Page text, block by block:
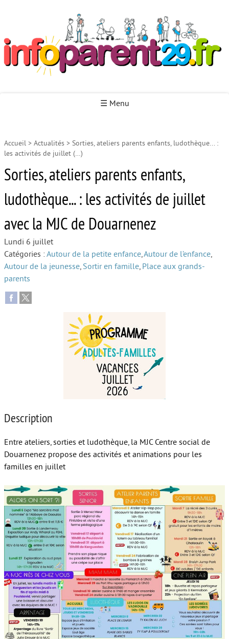
☰ Menu
Accueil
Autour de la petite enfance
Autour de l’enfance
Autour de la jeunesse
Protéger les enfants
Sortir en famille
Vie de couple
Aide aux parents
Place aux grands-parents
Accueil > Actualités > Sorties, ateliers parents enfants, ludothèque... :
les activités de juillet (…)
Sorties, ateliers parents enfants,
ludothèque... : les activités de juillet
avec la MJC de Douarnenez
Lundi 6 juillet
Catégories :Autour de la petite enfance,Autour de l’enfance,
Autour de la jeunesse, Sortir en famille, Place aux grands-
parents
Description
Entre ateliers, sorties et ludothèque, la MJC Centre social de
Douarnenez propose des activités et animations pour les
familles en juillet